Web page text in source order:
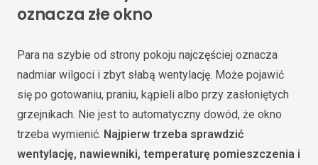
oznacza złe okno
Para na szybie od strony pokoju najczęściej oznacza
nadmiar wilgoci i zbyt słabą wentylację. Może pojawić
się po gotowaniu, praniu, kąpieli albo przy zasłoniętych
grzejnikach. Nie jest to automatyczny dowód, że okno
trzeba wymienić. Najpierw trzeba sprawdzić
wentylację, nawiewniki, temperaturę pomieszczenia i